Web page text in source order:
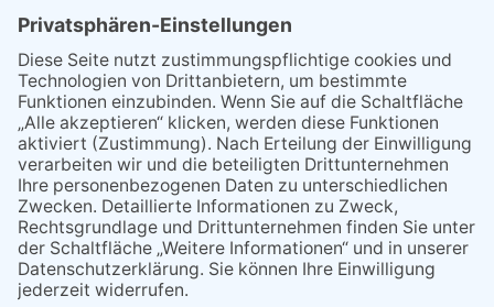
21.04.2026
Wenn Bahn-Computer nicht
miteinander kommunizieren
11.03.2026
"Plakatverbot für überregionale
Demos"
04.02.2026
Gelbe Tonne – Ein kleiner Blick
über den Tellerand
04.02.2026
Plastikersparnis durch Nutzung
von Gelber Tonne statt Säcken